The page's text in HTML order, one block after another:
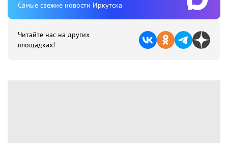
Cамые свежие новости Иркутска
Читайте нас на других
площадках!